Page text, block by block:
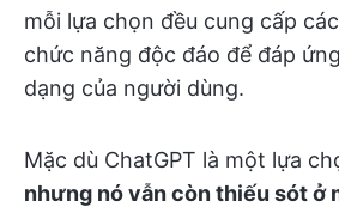
mỗi lựa chọn đều cung cấp
chức năng độc đáo để đáp
dạng của người dùng.
Mặc dù ChatGPT là một lựa
nhưng nó vẫn còn thiếu sót ở